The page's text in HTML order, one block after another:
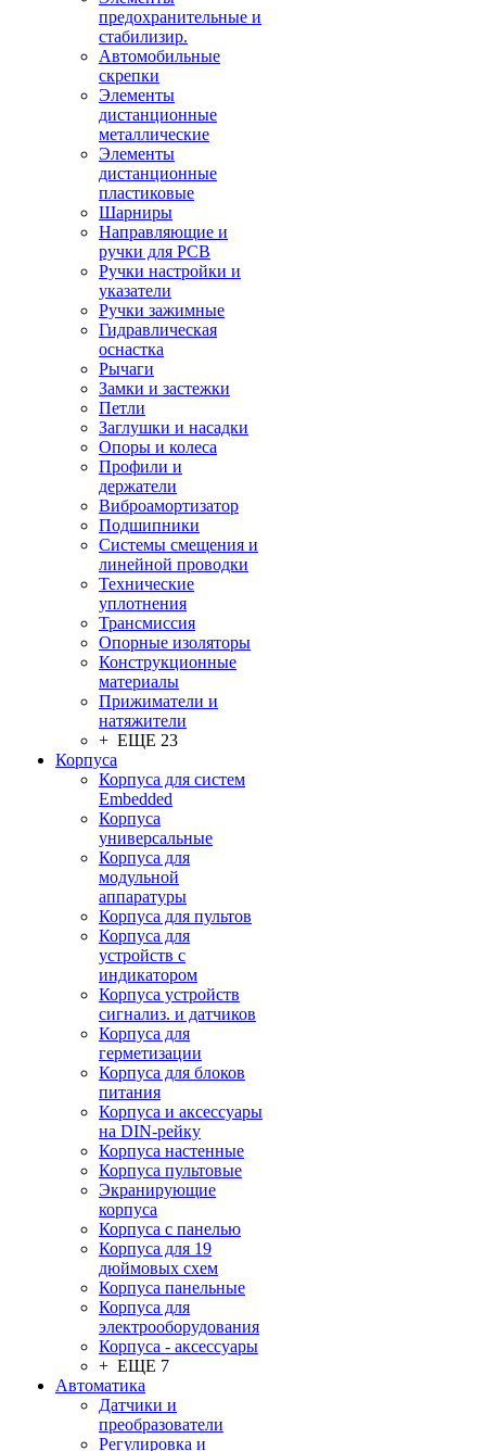
предохранительные и
стабилизир.
Автомобильные
скрепки
Элементы
дистанционные
металлические
Элементы
дистанционные
пластиковые
Шарниры
Направляющие и
ручки для PCB
Ручки настройки и
указатели
Ручки зажимные
Гидравлическая
оснастка
Рычаги
Замки и застежки
Петли
Заглушки и насадки
Опоры и колеса
Профили и
держатели
Виброамортизатор
Подшипники
Системы смещения и
линейной проводки
Технические
уплотнения
Трансмиссия
Опорные изоляторы
Конструкционные
материалы
Прижиматели и
натяжители
+ ЕЩЕ 23
Корпуса
Корпуса для систем
Embedded
Корпуса
универсальные
Корпуса для
модульной
аппаратуры
Корпуса для пультов
Корпуса для
устройств с
индикатором
Корпуса устройств
сигнализ. и датчиков
Корпуса для
герметизации
Корпуса для блоков
питания
Корпуса и аксессуары
на DIN-рейку
Корпуса настенные
Корпуса пультовые
Экранирующие
корпуса
Корпуса с панелью
Корпуса для 19
дюймовых схем
Корпуса панельные
Корпуса для
электрооборудования
Корпуса - аксессуары
+ ЕЩЕ 7
Автоматика
Датчики и
преобразователи
Регулировка и